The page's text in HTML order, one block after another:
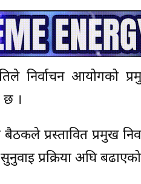
निर्वाचन आयोगको
छ ।
बैठकले प्रस्तावित प्रमुख
प्रक्रिया अघि